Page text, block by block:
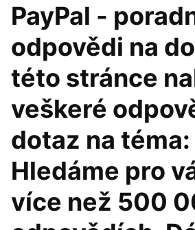
PayPal -
odpovědi na
této stránce
veškeré
dotaz na téma:
Hledáme pro
více než 500